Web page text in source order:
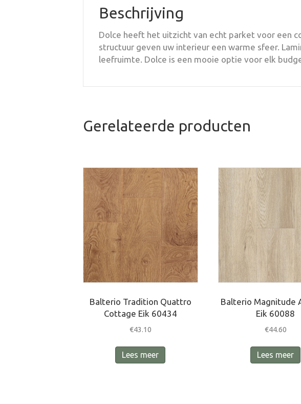
Beschrijving
Dolce heeft het uitzicht van echt parket voor een
structuur geven uw interieur een warme sfeer.
leefruimte. Dolce is een mooie optie voor elk
Gerelateerde producten
Balterio Tradition Quattro
Cottage Eik 60434
€43.10
Lees meer
Balterio Magnitude
Eik 60088
€44.60
Lees meer